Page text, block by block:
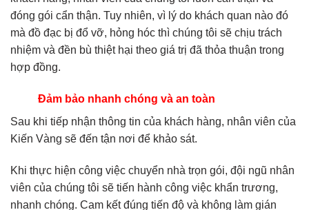
đóng gói cẩn thận. Tuy nhiên, vì lý do khách quan nào đó
mà đồ đạc bị đổ vỡ, hỏng hóc thì chúng tôi sẽ chịu trách
nhiệm và đền bù thiệt hại theo giá trị đã thỏa thuận trong
hợp đồng.
Đảm bảo nhanh chóng và an toàn
Sau khi tiếp nhận thông tin của khách hàng, nhân viên của
Kiến Vàng sẽ đến tận nơi để khảo sát.
Khi thực hiện công việc chuyển nhà trọn gói, đội ngũ nhân
viên của chúng tôi sẽ tiến hành công việc khẩn trương,
nhanh chóng. Cam kết đúng tiến độ và không làm gián